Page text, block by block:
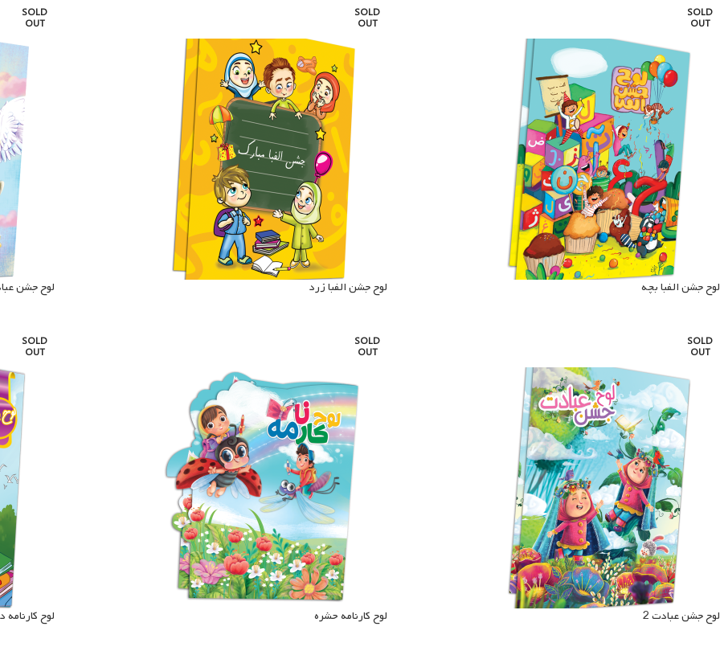
SOLD
OUT
لوح جشن الفبا بچه
SOLD
OUT
لوح جشن الفبا زرد
SOLD
OUT
لوح جشن
SOLD
OUT
لوح جشن عبادت 2
SOLD
OUT
لوح کارنامه حشره
SOLD
OUT
لوح